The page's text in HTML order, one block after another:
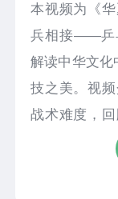
本视频为《
兵相接——乒
解读中华文化
技之美。视
战术难度，
现，展现乒
体育精神。